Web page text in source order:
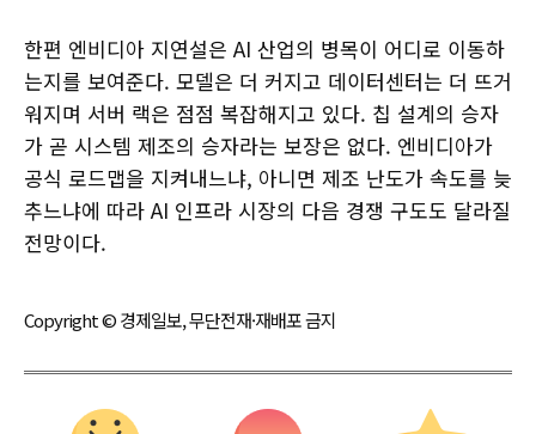
한편 엔비디아 지연설은 AI 산업의 병목이 어디로 이동하
는지를 보여준다. 모델은 더 커지고 데이터센터는 더 뜨거
워지며 서버 랙은 점점 복잡해지고 있다. 칩 설계의 승자
가 곧 시스템 제조의 승자라는 보장은 없다. 엔비디아가
공식 로드맵을 지켜내느냐, 아니면 제조 난도가 속도를 늦
추느냐에 따라 AI 인프라 시장의 다음 경쟁 구도도 달라질
전망이다.
Copyright © 경제일보, 무단전재·재배포 금지